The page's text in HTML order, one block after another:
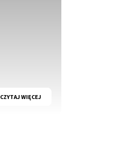
CZYTAJ WIĘCEJ